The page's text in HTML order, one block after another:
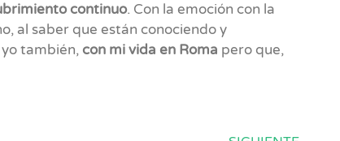
continuo. Con la emoción con la
al saber que están conociendo y
también, con mi vida en Roma pero que,